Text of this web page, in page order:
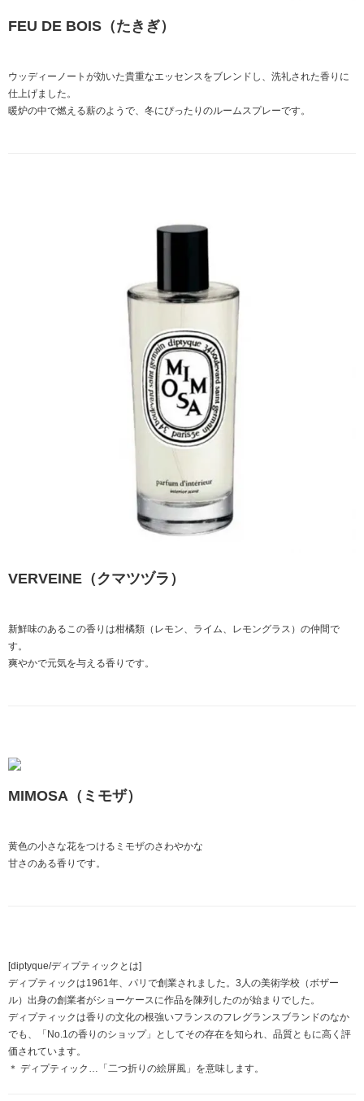
FEU DE BOIS（たきぎ）
ウッディーノートが効いた貴重なエッセンスをブレンドし、洗礼された香りに
仕上げました。
暖炉の中で燃える薪のようで、冬にぴったりのルームスプレーです。
VERVEINE（クマツヅラ）
新鮮味のあるこの香りは柑橘類（レモン、ライム、レモングラス）の仲間で
す。
爽やかで元気を与える香りです。
MIMOSA（ミモザ）
黄色の小さな花をつけるミモザのさわやかな
甘さのある香りです。
[diptyque/ディプティックとは]
ディプティックは1961年、パリで創業されました。3人の美術学校（ボザー
ル）出身の創業者がショーケースに作品を陳列したのが始まりでした。
ディプティックは香りの文化の根強いフランスのフレグランスブランドのなか
でも、「No.1の香りのショップ」としてその存在を知られ、品質ともに高く評
価されています。
＊ ディプティック…「二つ折りの絵屏風」を意味します。